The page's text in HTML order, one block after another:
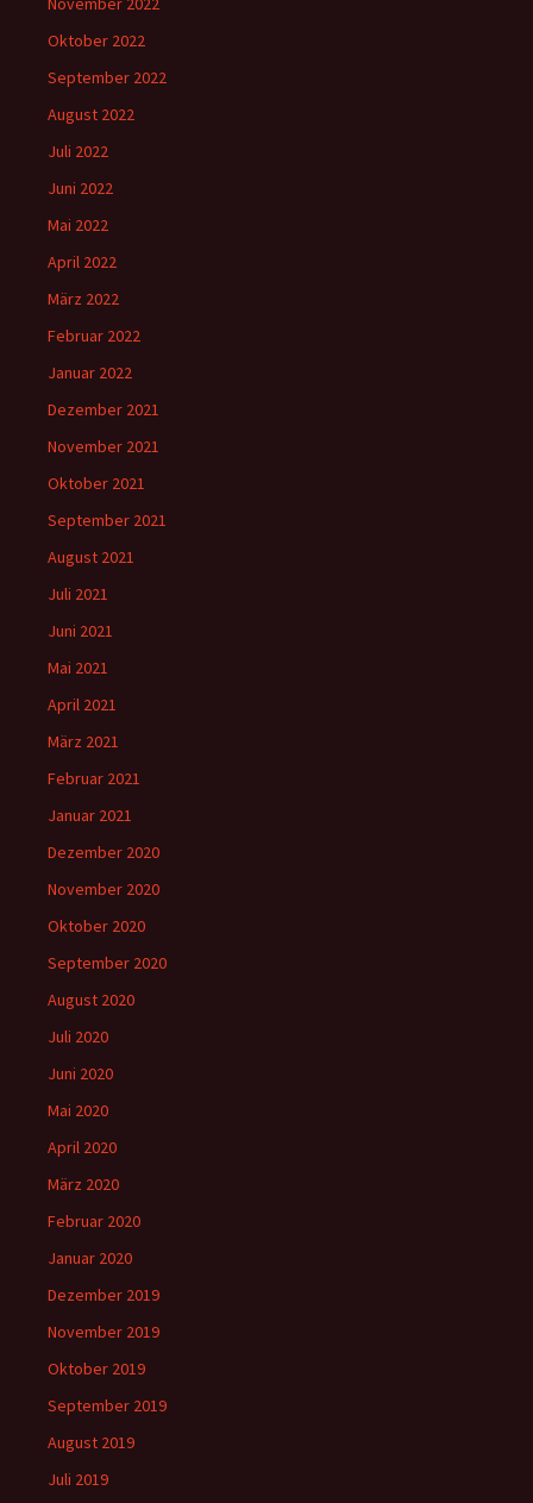
Oktober 2022
September 2022
August 2022
Juli 2022
Juni 2022
Mai 2022
April 2022
März 2022
Februar 2022
Januar 2022
Dezember 2021
November 2021
Oktober 2021
September 2021
August 2021
Juli 2021
Juni 2021
Mai 2021
April 2021
März 2021
Februar 2021
Januar 2021
Dezember 2020
November 2020
Oktober 2020
September 2020
August 2020
Juli 2020
Juni 2020
Mai 2020
April 2020
März 2020
Februar 2020
Januar 2020
Dezember 2019
November 2019
Oktober 2019
September 2019
August 2019
Juli 2019